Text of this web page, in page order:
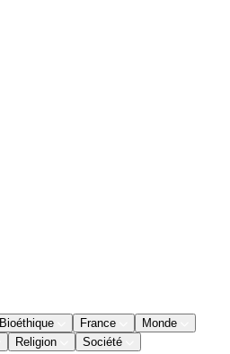
Bioéthique France
Monde
Religion Société